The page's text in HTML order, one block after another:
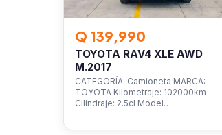
Q 139,990
TOYOTA RAV4 XLE AWD
M.2017
CATEGORÍA: Camioneta MARCA:
TOYOTA Kilometraje: 102000km
Cilindraje: 2.5cl Model…